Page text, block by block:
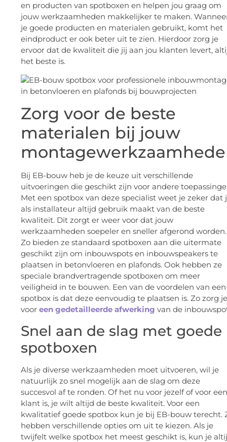
en producten van spotboxen en helpen jou graag om
jouw werkzaamheden makkelijker te maken.
je goede producten en materialen gebruikt, komt het
eindproduct er ook beter uit te zien. Hierdoor zorg je
ervoor dat de kwaliteit die jij aan jou klanten levert,
het beste is.
Zorg voor de beste
materialen bij jouw
Bij EB-bouw heb je de keuze uit verschillende
uitvoeringen die geschikt zijn voor andere
Met een spotbox van deze specialist weet je zeker dat
als installateur altijd gebruik maakt van de beste
kwaliteit. Dit zorgt er weer voor dat jouw
werkzaamheden soepeler en sneller afgerond worden.
Zo bieden ze standaard spotboxen aan die uitermate
geschikt zijn om inbouwspots en inbouwspeakers te
plaatsen in betonvloeren en plafonds. Ook hebben ze
speciale brandvertragende spotboxen om meer
veiligheid in te bouwen. Een van de voordelen van een
spotbox is dat deze eenvoudig te plaatsen is. Zo zorg je
voor een gedetailleerde afwerking van de
Snel aan de slag met goede
spotboxen
Als je diverse werkzaamheden moet uitvoeren, wil je
natuurlijk zo snel mogelijk aan de slag om deze
succesvol af te ronden. Of het nu voor jezelf of voor een
klant is, je wilt altijd de beste kwaliteit. Voor een
kwalitatief goede spotbox kun je bij EB-bouw terecht.
hebben verschillende opties om uit te kiezen. Als je
twijfelt welke spotbox het meest geschikt is, kun je